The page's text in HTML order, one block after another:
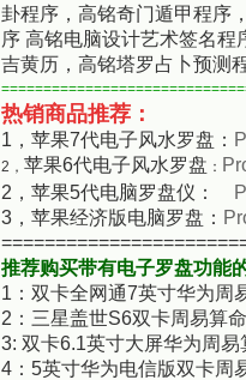
卦程序，高铭奇门遁甲程序
序 高铭电脑设计艺术签名
吉黄历，高铭塔罗占卜预测
热销商品推荐：
1，苹果7代电子风水罗盘：
2， 苹果6代电子风水罗盘 ：
2，苹果5代电脑罗盘仪：
3，苹果经济版电脑罗盘：
推荐购买带有电子罗盘功能
1：双卡全网通7英寸华为周
2：三星盖世S6双卡周易算
3: 双卡6.1英寸大屏华为周
4：5英寸华为电信版双卡周